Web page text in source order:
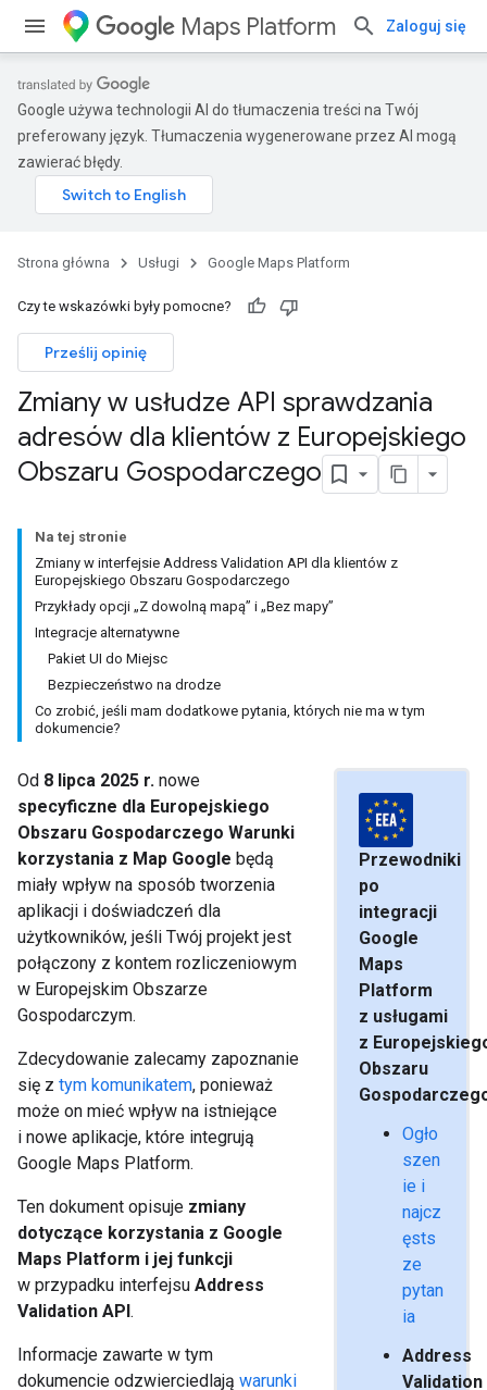
Maps Platform Zaloguj się
Google używa technologii AI do tłumaczenia treści na Twój
preferowany język. Tłumaczenia wygenerowane przez AI mogą
zawierać błędy.
Strona główna Usługi Google Maps Platform
Czy te wskazówki były pomocne?
Prześlij opinię
Zmiany w usłudze API sprawdzania
adresów dla klientów z Europejskiego
Obszaru Gospodarczego
Na tej stronie
Zmiany w interfejsie Address Validation API dla klientów z
Europejskiego Obszaru Gospodarczego
Przykłady opcji „Z dowolną mapą” i „Bez mapy”
Integracje alternatywne
Pakiet UI do Miejsc
Bezpieczeństwo na drodze
Co zrobić, jeśli mam dodatkowe pytania, których nie ma w tym
dokumencie?
Przewodniki
po
integracji
Google
Maps
Platform
z usługami
z
Obszaru
Ogło
szen
ie i
najcz
ęsts
ze
pytan
ia
Address
Validation
Od 8 lipca 2025 r. nowe
specyficzne dla Europejskiego
Obszaru Gospodarczego Warunki
korzystania z Map Google będą
miały wpływ na sposób tworzenia
aplikacji i doświadczeń dla
użytkowników, jeśli Twój projekt jest
połączony z kontem rozliczeniowym
w Europejskim Obszarze
Gospodarczym.
Zdecydowanie zalecamy zapoznanie
się z tym komunikatem, ponieważ
może on mieć wpływ na istniejące
i nowe aplikacje, które integrują
Google Maps Platform.
Ten dokument opisuje zmiany
dotyczące korzystania z Google
Maps Platform i jej funkcji
w przypadku interfejsu Address
Validation API.
Informacje zawarte w tym
dokumencie odzwierciedlają warunki